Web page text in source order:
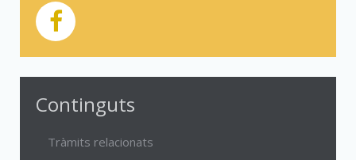
Continguts
Tràmits relacionats